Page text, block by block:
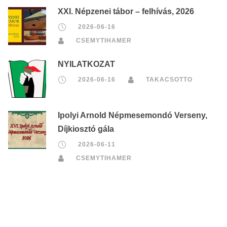
XXI. Népzenei tábor – felhívás, 2026
2026-06-16
CSEMYTIHAMER
NYILATKOZAT
2026-06-16 TAKACSOTTO
Ipolyi Arnold Népmesemondó Verseny,
Díjkiosztó gála
2026-06-11
CSEMYTIHAMER